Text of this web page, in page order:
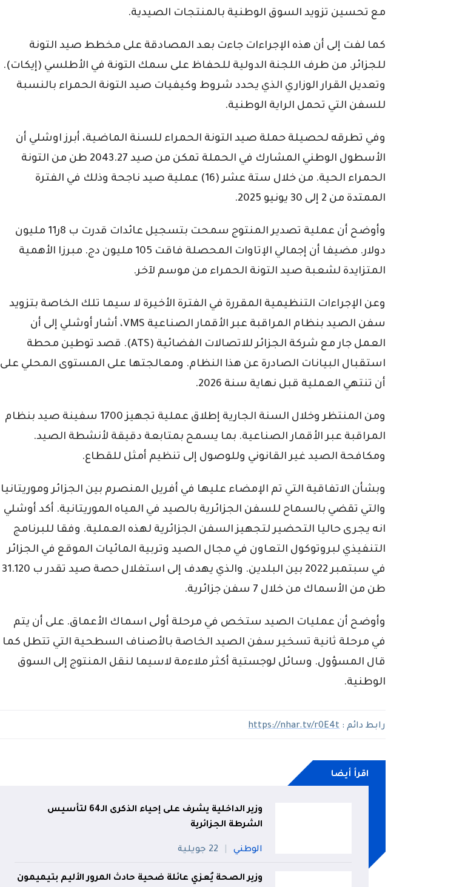
مع تحسين تزويد السوق الوطنية بالمنتجات الصيدية.
كما لفت إلى أن هذه الإجراءات جاءت بعد المصادقة على مخطط صيد التونة
للجزائر. من طرف اللجنة الدولية للحفاظ على سمك التونة في الأطلسي (إيكات).
وتعديل القرار الوزاري الذي يحدد شروط وكيفيات صيد التونة الحمراء بالنسبة
للسفن التي تحمل الراية الوطنية.
وفي تطرقه لحصيلة حملة صيد التونة الحمراء للسنة الماضية، أبرز اوشلي أن
الأسطول الوطني المشارك في الحملة تمكن من صيد 2043.27 طن من التونة
الحمراء الحية. من خلال ستة عشر (16) عملية صيد ناجحة وذلك في الفترة
الممتدة من 2 إلى 30 يونيو 2025.
وأوضح أن عملية تصدير المنتوج سمحت بتسجيل عائدات قدرت ب 8ر11 مليون
دولار. مضيفا أن إجمالي الإتاوات المحصلة فاقت 105 مليون دج. مبرزا الأهمية
المتزايدة لشعبة صيد التونة الحمراء من موسم لآخر.
وعن الإجراءات التنظيمية المقررة في الفترة الأخيرة لا سيما تلك الخاصة بتزويد
سفن الصيد بنظام المراقبة عبر الأقمار الصناعية VMS، أشار أوشلي إلى أن
العمل جار مع شركة الجزائر للاتصالات الفضائية (ATS). قصد توطين محطة
استقبال البيانات الصادرة عن هذا النظام. ومعالجتها على المستوى المحلي على
أن تنتهي العملية قبل نهاية سنة 2026.
ومن المنتظر وخلال السنة الجارية إطلاق عملية تجهيز 1700 سفينة صيد بنظام
المراقبة عبر الأقمار الصناعية. بما يسمح بمتابعة دقيقة لأنشطة الصيد.
ومكافحة الصيد غير القانوني وللوصول إلى تنظيم أمثل للقطاع.
وبشأن الاتفاقية التي تم الإمضاء عليها في أفريل المنصرم بين الجزائر وموريتانيا
والتي تقضي بالسماح للسفن الجزائرية بالصيد في المياه الموريتانية. أكد أوشلي
انه يجرى حاليا التحضير لتجهيز السفن الجزائرية لهذه العملية. وفقا للبرنامج
التنفيذي لبروتوكول التعاون في مجال الصيد وتربية المائيات الموقع في الجزائر
في سبتمبر 2022 بين البلدين. والذي يهدف إلى استغلال حصة صيد تقدر ب 31.120
طن من الأسماك من خلال 7 سفن جزائرية.
وأوضح أن عمليات الصيد ستخص في مرحلة أولى اسماك الأعماق. على أن يتم
في مرحلة ثانية تسخير سفن الصيد الخاصة بالأصناف السطحية التي تتطل كما
قال المسؤول. وسائل لوجستية أكثر ملاءمة لاسيما لنقل المنتوج إلى السوق
الوطنية.
رابط دائم :https://nhar.tv/r0E4t
اقرأ أيضا
وزير الداخلية يشرف على إحياء الذكرى الـ64 لتأسيس
الشرطة الجزائرية
الوطني 22 جويلية
وزير الصحة يُعزي عائلة ضحية حادث المرور الأليم بتيميمون